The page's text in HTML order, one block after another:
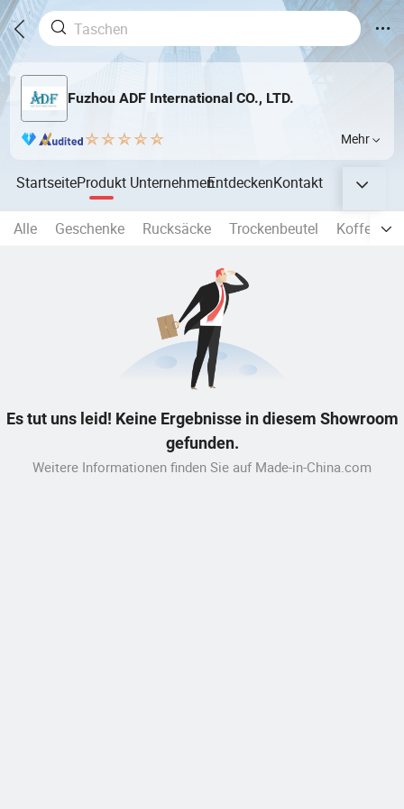
Fuzhou ADF International CO., LTD.
Mehr
StartseiteProdukt UnternehmenEntdeckenKontakt
Alle Geschenke Rucksäcke Trockenbeutel Koffer
Es tut uns leid! Keine Ergebnisse in diesem Showroom
gefunden.
Weitere Informationen finden Sie auf Made-in-China.com